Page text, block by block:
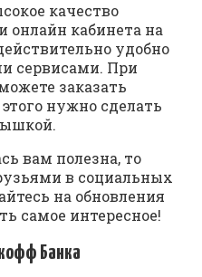
качество
онлайн кабинета на
удобно
сервисами. При
заказать
нужно сделать
вам полезна, то
в социальных
на обновления
самое интересное!
Банка